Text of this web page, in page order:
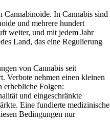
Cannabinoide. In Cannabis sind
und mehrere hundert
weiter, und mit jedem Jahr
Land, das eine Regulierung
von Cannabis seit
Verbote nehmen einen kleinen
erhebliche Folgen:
und eingeschränkte
Eine fundierte medizinische
Bedingungen nur